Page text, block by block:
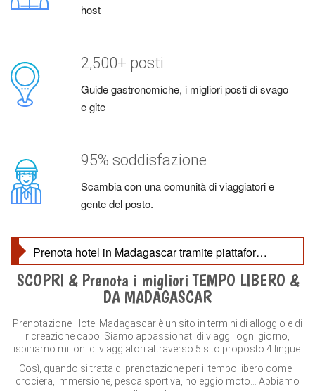
host
2,500+ posti
Guide gastronomiche, i migliori posti di svago
e gite
95% soddisfazione
Scambia con una comunità di viaggiatori e
gente del posto.
Prenota hotel in Madagascar tramite piattaforme online : Focus su prenotazione Hotel Madagascar
SCOPRI & Prenota i migliori TEMPO LIBERO &
DA MADAGASCAR
Prenotazione Hotel Madagascar è un sito in termini di alloggio e di
ricreazione capo. Siamo appassionati di viaggi. ogni giorno,
ispiriamo milioni di viaggiatori attraverso 5 sito proposto 4 lingue.
Così, quando si tratta di prenotazione per il tempo libero come :
crociera, immersione, pesca sportiva, noleggio moto… Abbiamo